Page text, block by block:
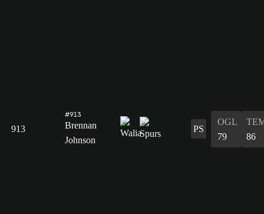
913
#913
Brennan
Johnson
PS
OGL
79
86